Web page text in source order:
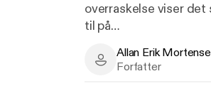
overraskelse viser
til på
NU LUKKER SIG
Allan Erik Mortensen
Allan Erik
Forfatter